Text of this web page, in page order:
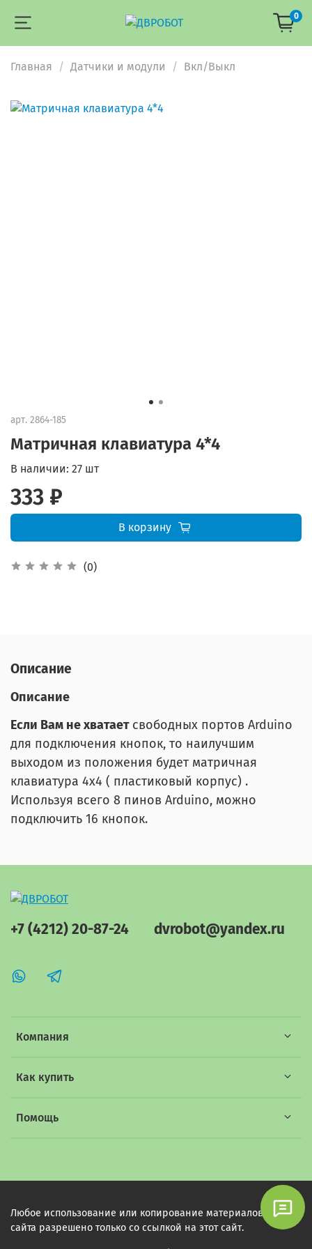
0
Главная Датчики и модули Вкл/Выкл
арт. 2864-185
Матричная клавиатура 4*4
(0)
В наличии: 27 шт
333 ₽
В корзину
Описание
Описание
Если Вам не хватает свободных портов Arduino
для подключения кнопок, то наилучшим
выходом из положения будет матричная
клавиатура 4х4 ( пластиковый корпус) .
Используя всего 8 пинов Arduino, можно
подключить 16 кнопок.
Компания
Как купить
Помощь
+7 (4212) 20-87-24 dvrobot@yandex.ru
Любое использование или копирование материалов этого
сайта разрешено только со ссылкой на этот сайт.